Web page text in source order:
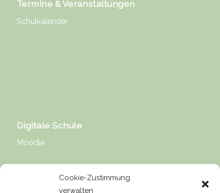
Cookie-Zustimmung
verwalten
Termine & Veranstaltungen
Schulkalender
Digitale Schule
Moodle